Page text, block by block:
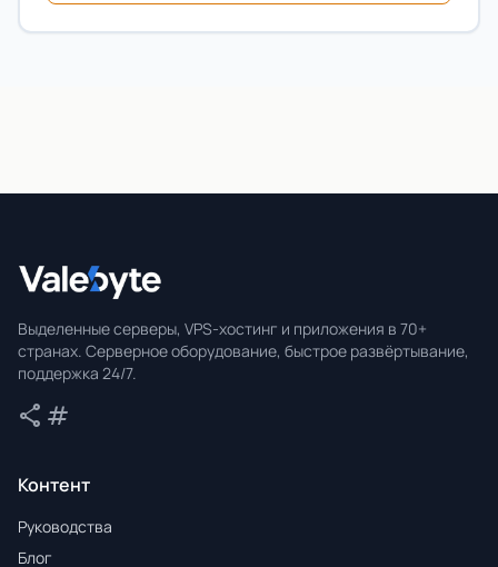
Выделенные серверы, VPS-хостинг и приложения в 70+
странах. Серверное оборудование, быстрое развёртывание,
поддержка 24/7.
share Поделиться
tag
Контент
Руководства
Блог